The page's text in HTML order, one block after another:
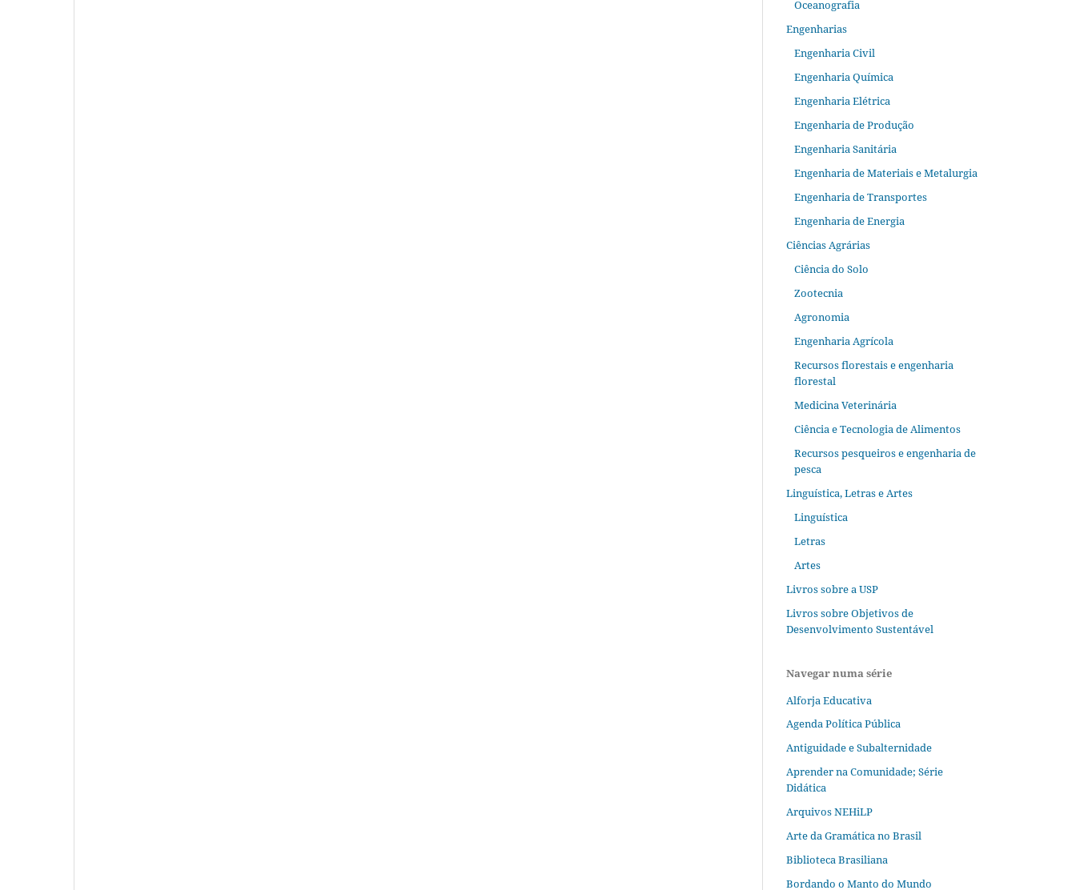
Oceanografia
Engenharias
Engenharia Civil
Engenharia Química
Engenharia Elétrica
Engenharia de Produção
Engenharia Sanitária
Engenharia de Materiais e Metalurgia
Engenharia de Transportes
Engenharia de Energia
Ciências Agrárias
Ciência do Solo
Zootecnia
Agronomia
Engenharia Agrícola
Recursos florestais e engenharia
florestal
Medicina Veterinária
Ciência e Tecnologia de Alimentos
Recursos pesqueiros e engenharia de
pesca
Linguística, Letras e Artes
Linguística
Letras
Artes
Livros sobre a USP
Livros sobre Objetivos de
Desenvolvimento Sustentável
Navegar numa série
Alforja Educativa
Agenda Política Pública
Antiguidade e Subalternidade
Aprender na Comunidade; Série
Didática
Arquivos NEHiLP
Arte da Gramática no Brasil
Biblioteca Brasiliana
Bordando o Manto do Mundo